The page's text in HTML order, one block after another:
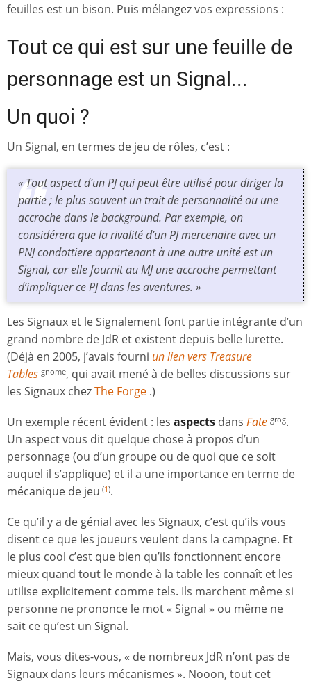
feuilles est un bison. Puis mélangez vos expressions :
Tout ce qui est sur une feuille de
personnage est un Signal...
Un quoi ?
Un Signal, en termes de jeu de rôles, c’est :
« Tout aspect d’un PJ qui peut être utilisé pour diriger la
partie ; le plus souvent un trait de personnalité ou une
accroche dans le background. Par exemple, on
considérera que la rivalité d’un PJ mercenaire avec un
PNJcondottiereappartenant à une autre unité est un
Signal, car elle fournit au MJ une accroche permettant
d’impliquer ce PJ dans les aventures. »
Les Signaux et le Signalement font partie intégrante d’un
grand nombre de JdR et existent depuis belle lurette.
(Déjà en 2005, j’avais fourni un lien vers Treasure
Tables gnome, qui avait mené à de belles discussions sur
les Signaux chezThe Forge .)
Un exemple récent évident : les aspects dans Fate grog.
Un aspect vous dit quelque chose à propos d’un
personnage (ou d’un groupe ou de quoi que ce soit
auquel il s’applique) et il a une importance en terme de
mécanique de jeu (1).
Ce qu’il y a de génial avec les Signaux, c’est qu’ils vous
disent ce que les joueurs veulent dans la campagne. Et
le plus cool c’est que bien qu’ils fonctionnent encore
mieux quand tout le monde à la table les connaît et les
utilise explicitement comme tels. Ils marchent même si
personne ne prononce le mot « Signal » ou même ne
sait ce qu’est un Signal.
Mais, vous dites-vous, « de nombreux JdR n’ont pas de
Signaux dans leurs mécanismes ». Nooon, tout cet